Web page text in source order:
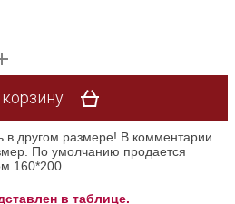
в другом размере! В комментарии
По умолчанию продается
160*200.
в таблице.